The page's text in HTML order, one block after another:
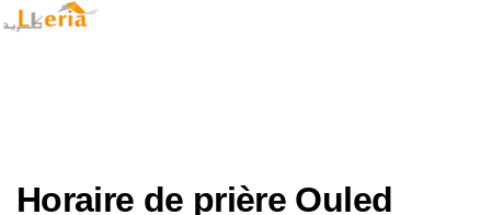
Horaire de prière Ouled